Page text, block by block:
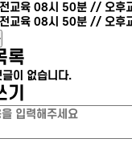
교육 08시 50분 // 오후
교육 08시 50분 // 오후
록
이 없습니다.